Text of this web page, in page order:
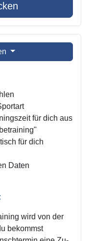
für dich aus
für dich
Daten
wird von der
bekommst